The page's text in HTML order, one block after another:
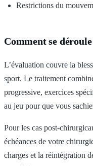
Restrictions du
Comment se
L’évaluation couvre la
sport. Le traitement
progressive, exercices
au jeu pour que vous
Pour les cas post-
échéances de votre
charges et la réintégration